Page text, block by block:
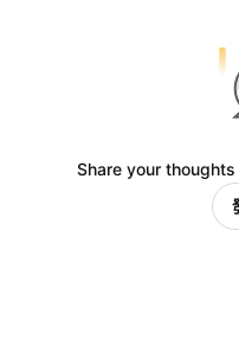
Share your